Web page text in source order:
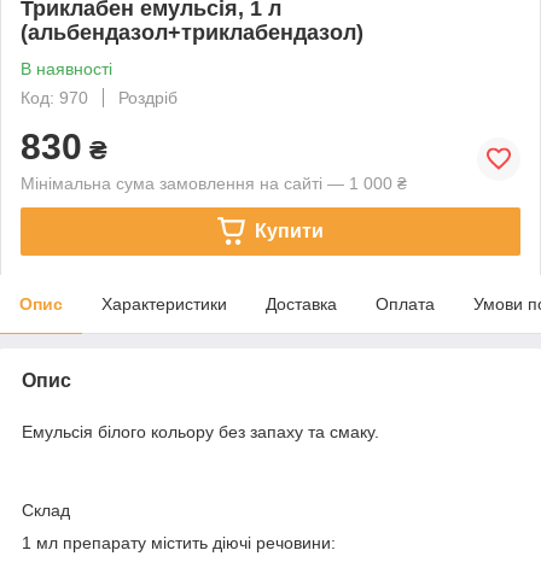
Триклабен емульсія, 1 л
(альбендазол+триклабендазол)
В наявності
Код: 970
Роздріб
830 ₴
Мінімальна сума замовлення на сайті — 1 000 ₴
Купити
Опис Характеристики Доставка Оплата Умови
Опис
Емульсія білого кольору без запаху та смаку.
Склад
1 мл препарату містить діючі речовини: